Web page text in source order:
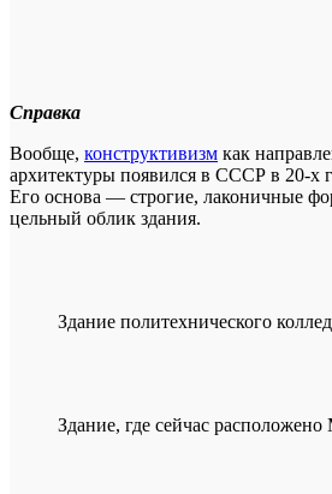
Справка
Вообще, конструктивизм как
архитектуры появился в СССР в 20-х
Его основа — строгие, лаконичные
цельный облик здания.
Здание политехнического
Здание, где сейчас